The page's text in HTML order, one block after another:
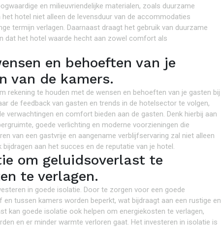
en milieuvriendelijke materialen, zoals duurzame
hotel niet alleen de levensduur van de accommodaties
termijn verlagen. Daarnaast draagt het gebruik van duurzame
dat het hotel waarde hecht aan zowel comfort als
en behoeften van je
van de kamers.
rekening te houden met de wensen en behoeften van je gasten bij
de feedback van gasten en trends in de hotelsector te volgen,
verwachtingen en comfort bieden aan de gasten. Denk hierbij aan
goede verlichting en moderne voorzieningen die
van een gastvrije en aangename verblijfservaring zal niet alleen
aan het succes en de reputatie van je hotel.
om geluidsoverlast te
te verlagen.
in goede isolatie. Door te zorgen voor een goede
tussen kamers worden beperkt, wat bijdraagt aan een rustige en
kan goede isolatie ook helpen om energiekosten te verlagen,
en er minder warmte verloren gaat. Het investeren in isolatie is